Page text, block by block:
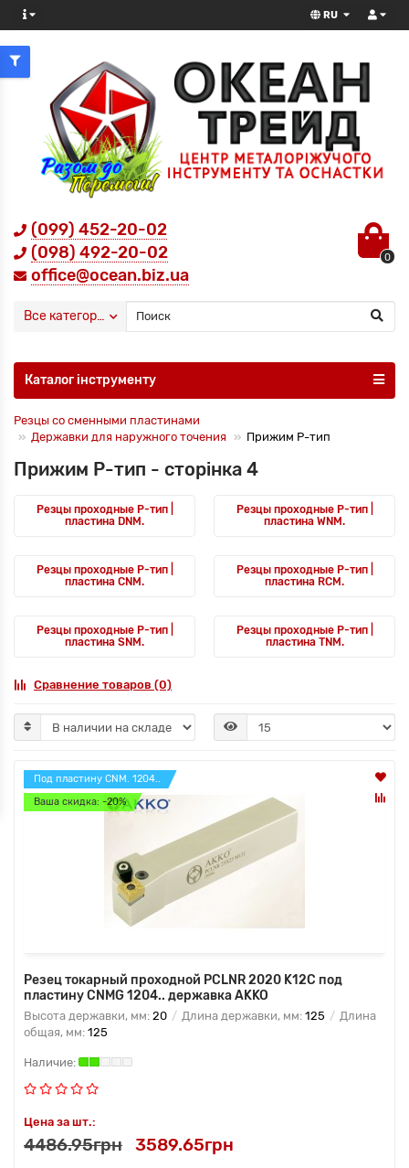
RU
(099) 452-20-02
(098) 492-20-02
office@ocean.biz.ua
0
Все категории
Каталог інструменту
Резцы со сменными пластинами
Державки для наружного точения
Прижим P-тип
Прижим P-тип - сторінка 4
Резцы проходные P-тип |
пластина DNM.
Резцы проходные P-тип |
пластина WNM.
Резцы проходные P-тип |
пластина CNM.
Резцы проходные P-тип |
пластина RCM.
Резцы проходные P-тип |
пластина SNM.
Резцы проходные P-тип |
пластина TNM.
Сравнение товаров (0)
Под пластину CNM. 1204..
Ваша скидка: -20%
Резец токарный проходной PCLNR 2020 K12C под
пластину CNMG 1204.. державка AKKO
Высота державки, мм: 20 Длина державки, мм: 125
Длина
общая, мм: 125
Цена за шт.:
4486.95грн 3589.65грн